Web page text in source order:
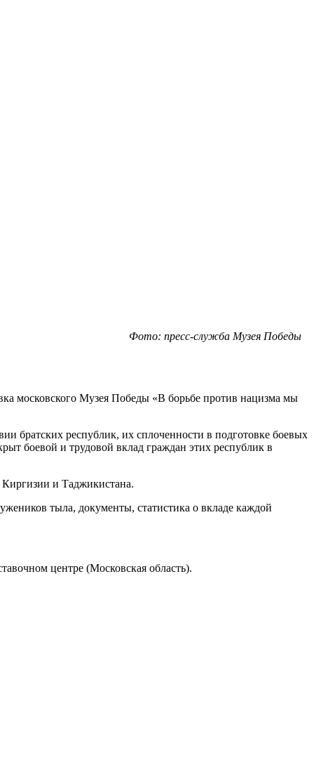
Фото: пресс-служба Музея Победы
московского Музея Победы «В борьбе против нацизма мы
братских республик, их сплоченности в подготовке боевых
боевой и трудовой вклад граждан этих республик в
и Таджикистана.
тыла, документы, статистика о вкладе каждой
центре (Московская область).